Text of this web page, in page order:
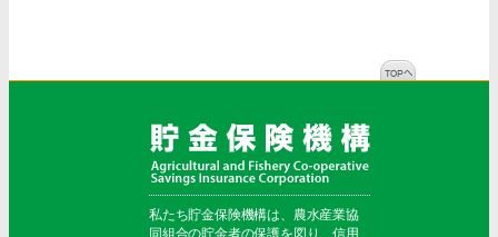
私たち貯金保険機構は、農水産業協
同組合の貯金者の保護を図り、信用